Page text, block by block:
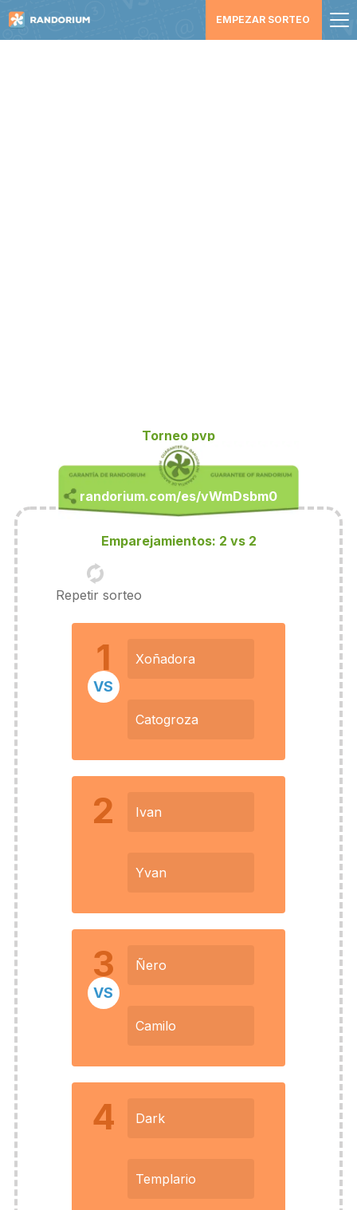
EMPEZAR SORTEO
Torneo pvp
Emparejamientos: 2 vs 2
Repetir sorteo
1 Xoñadora
Catogroza
VS
2 Ivan
Yvan
3 Ñero
Camilo
VS
4 Dark
Templario